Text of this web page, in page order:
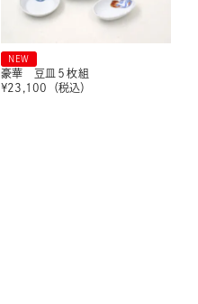
NEW
豪華 豆皿５枚組
¥23,100 （税込）